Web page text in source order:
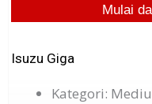
Mulai
Isuzu Giga
Kategori: